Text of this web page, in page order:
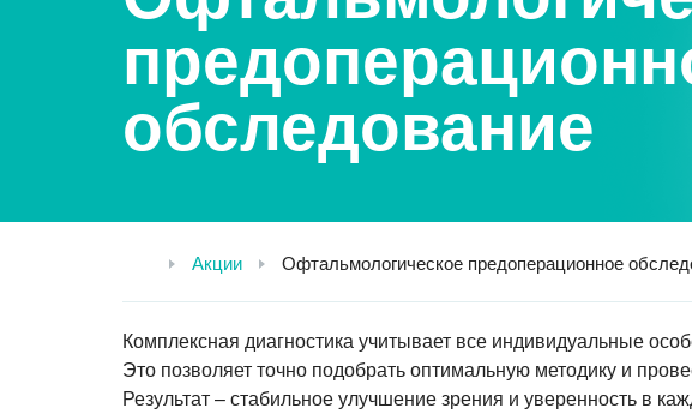
Прием педиатра
МРТ
Прием гинеколога
УЗИ
Удаление родинок
папиллом
Приём врача-
обследование
Акции Офтальмологическое предоперационное
Комплексная диагностика учитывает все индивидуальные
Это позволяет точно подобрать оптимальную методику и
Результат – стабильноеулучшение зрения и уверенность в